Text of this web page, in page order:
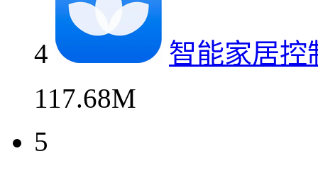
4
智能家居控
117.68M
5